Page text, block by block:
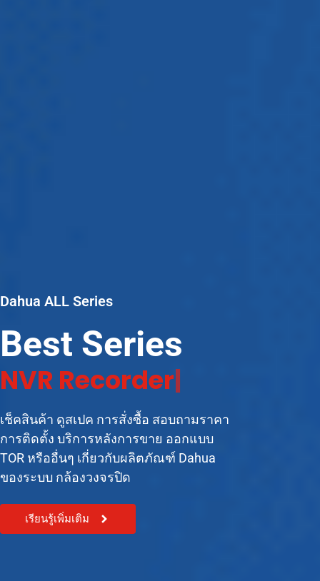
Dahua ALL Series
Best Series
|
เช็คสินค้า ดูสเปค การสั่งซื้อ สอบถามราคา
การติดตั้ง บริการหลังการขาย ออกแบบ
TOR หรืออื่นๆ เกี่ยวกับผลิตภัณฑ์ Dahua
ของระบบ กล้องวงจรปิด
เรียนรู้เพิ่มเติม